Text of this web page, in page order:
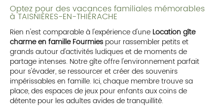
Optez pour des vacances familiales mémorables
à TAISNIÈRES-EN-THIÉRACHE
Rien n'est comparable à l'expérience d'une Location gîte
charme en famille Fourmies pour rassembler petits et
grands autour d'activités ludiques et de moments de
partage intenses. Notre gîte offre l'environnement parfait
pour s'évader, se ressourcer et créer des souvenirs
impérissables en famille. Ici, chaque membre trouve sa
place, des espaces de jeux pour enfants aux coins de
détente pour les adultes avides de tranquillité.